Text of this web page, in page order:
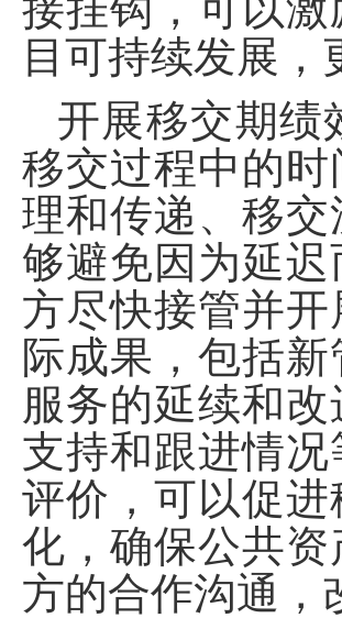
目可持续发展
开展移交期绩
移交过程中的
理和传递、移
够避免因为延
方尽快接管并
际成果，包括
服务的延续和
支持和跟进情
评价，可以促
化，确保公共
方的合作沟通，